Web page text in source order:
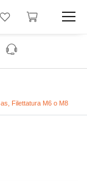
Filettatura M6 o M8